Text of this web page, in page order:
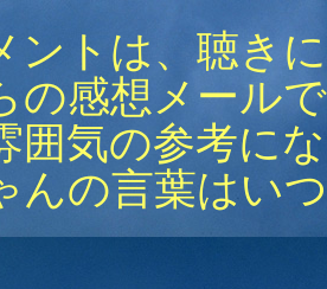
ントは、聴き
の感想メール
囲気の参考に
んの言葉はい